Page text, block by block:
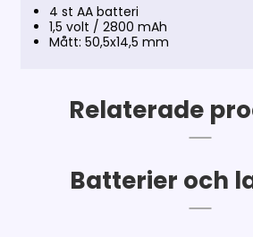
4 st AA batteri
1,5 volt / 2800 mAh
Mått: 50,5x14,5 mm
Relaterade
Batterier och